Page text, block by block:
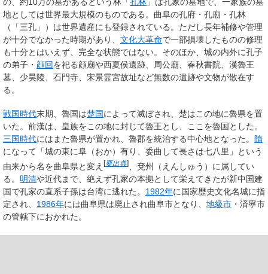
の、約10万の墓があるという林「孔林 」は孔家の墓地で、一家族の墓
地としては世界最大規模のものである。曲阜の孔府・孔廟・孔林
（「三孔」）は世界遺産にも登録されている。ただし長年補修や管理
が十分でなかった時期があり、 文化大革命で一部損壊したものの修理
も十分とはいえず、完全な状態ではない。そのほか、城の内外に孔子
の弟子・ 顔回を祀る顔廟や西夏侯遺跡、周公廟、春秋書院、漢魯王
墓、少昊陵、石門寺、宋景霊宮故址など無数の遺跡や文物が散在す
る。
戦国時代末期、魯国は楚国によって滅ぼされ、楚はこの地に魯県を置
いた。前漢は、皇族をこの地に封じて魯王とし、ここを魯国とした。
三国時代にはまた魯県が置かれ、魯郡を統治する中心地となった。
隋
になって「城の東に阜（おか）有り、委曲して長さは七八里」という
由来から名を曲阜県と変え [要出典]
、兗州（えんしゅう）に属してい
る。 明清や近代まで、絶えず孔家の本拠として栄えてきたが新中国建
国で孔家の直系子孫は台湾に逃れた。 1982年に国家歴史文化名城に指
定され、 1986年には曲阜県は廃止され曲阜市となり、 地級市 ・済寧市
の管轄下におかれた。